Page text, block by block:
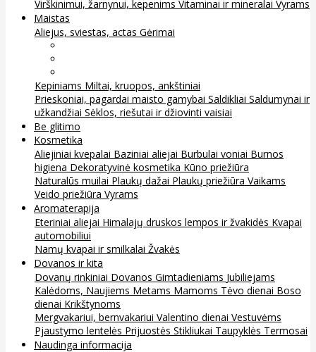
Virškinimui, žarnynui, kepenims Vitaminai ir mineralai Vyrams
Maistas
Aliejus, sviestas, actas Gėrimai
Kepiniams Miltai, kruopos, ankštiniai
Prieskoniai, pagardai maisto gamybai Saldikliai Saldumynai ir
užkandžiai Sėklos, riešutai ir džiovinti vaisiai
Be glitimo
Kosmetika
Aliejiniai kvepalai Baziniai aliejai Burbulai voniai Burnos
higiena Dekoratyvinė kosmetika Kūno priežiūra
Naturalūs muilai Plaukų dažai Plaukų priežiūra Vaikams
Veido priežiūra Vyrams
Aromaterapija
Eteriniai aliejai Himalajų druskos lempos ir žvakidės Kvapai
automobiliui
Namų kvapai ir smilkalai Žvakės
Dovanos ir kita
Dovanų rinkiniai Dovanos Gimtadieniams Jubiliejams
Kalėdoms, Naujiems Metams Mamoms Tėvo dienai Boso
dienai Krikštynoms
Mergvakariui, bernvakariui Valentino dienai Vestuvėms
Pjaustymo lentelės Prijuostės Stikliukai Taupyklės Termosai
Naudinga informacija